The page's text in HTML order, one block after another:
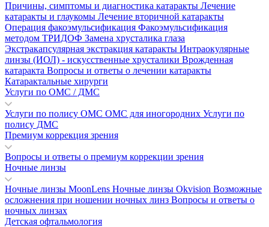
Причины, симптомы и диагностика катаракты Лечение
катаракты и глаукомы Лечение вторичной катаракты
Операция факоэмульсификация Факоэмульсификация
методом ТРИДОФ Замена хрусталика глаза
Экстракапсулярная экстракция катаракты Интраокулярные
линзы (ИОЛ) - искусственные хрусталики Врожденная
катаракта Вопросы и ответы о лечении катаракты
Катарактальные хирурги
Услуги по ОМС / ДМС
Услуги по полису ОМС ОМС для иногородних Услуги по
полису ДМС
Премиум коррекция зрения
Вопросы и ответы о премиум коррекции зрения
Ночные линзы
Ночные линзы MoonLens Ночные линзы Okvision Возможные
осложнения при ношении ночных линз Вопросы и ответы о
ночных линзах
Детская офтальмология